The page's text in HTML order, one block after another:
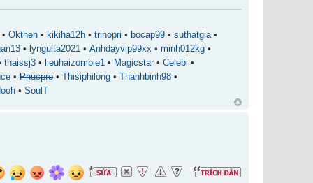
•Okthen • kikiha12h •trinopri • bocap99 •suthatgia •
• lyngulta2021 •Anhdayvip99xx •minh012kg •
thaissj3 • lieuhaizombie1 • Magicstar •Celebi •
•Phucpro•Thisiphilong •Thanhbinh98 •
•SoulT